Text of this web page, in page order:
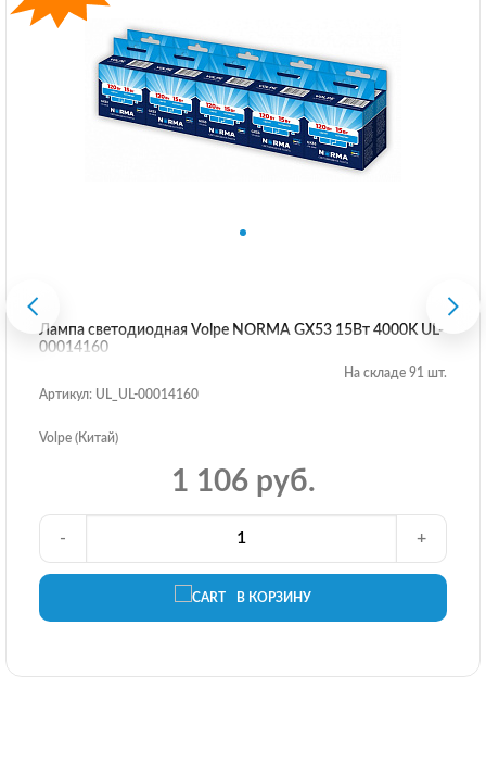
Лампа светодиодная Volpe NORMA GX53 15Вт 4000K UL-
00014160
На складе 91 шт.
Артикул: UL_UL-00014160
Volpe (Китай)
1 106 руб.
В КОРЗИНУ
- +